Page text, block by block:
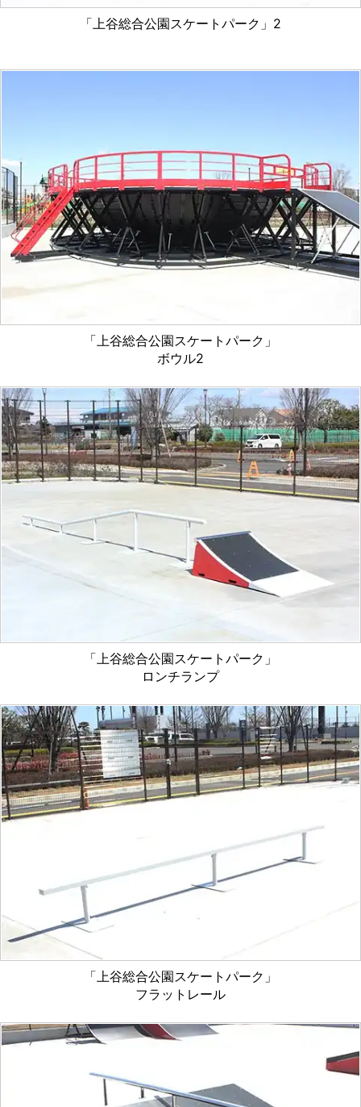
「上谷総合公園スケートパーク」2
「上谷総合公園スケートパーク」
ボウル2
「上谷総合公園スケートパーク」
ロンチランプ
「上谷総合公園スケートパーク」
フラットレール